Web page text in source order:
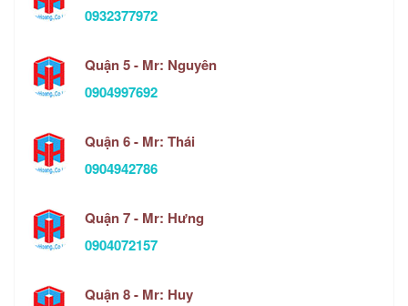
0932377972
Quận 5 - Mr: Nguyên
0904997692
Quận 6 - Mr: Thái
0904942786
Quận 7 - Mr: Hưng
0904072157
Quận 8 - Mr: Huy